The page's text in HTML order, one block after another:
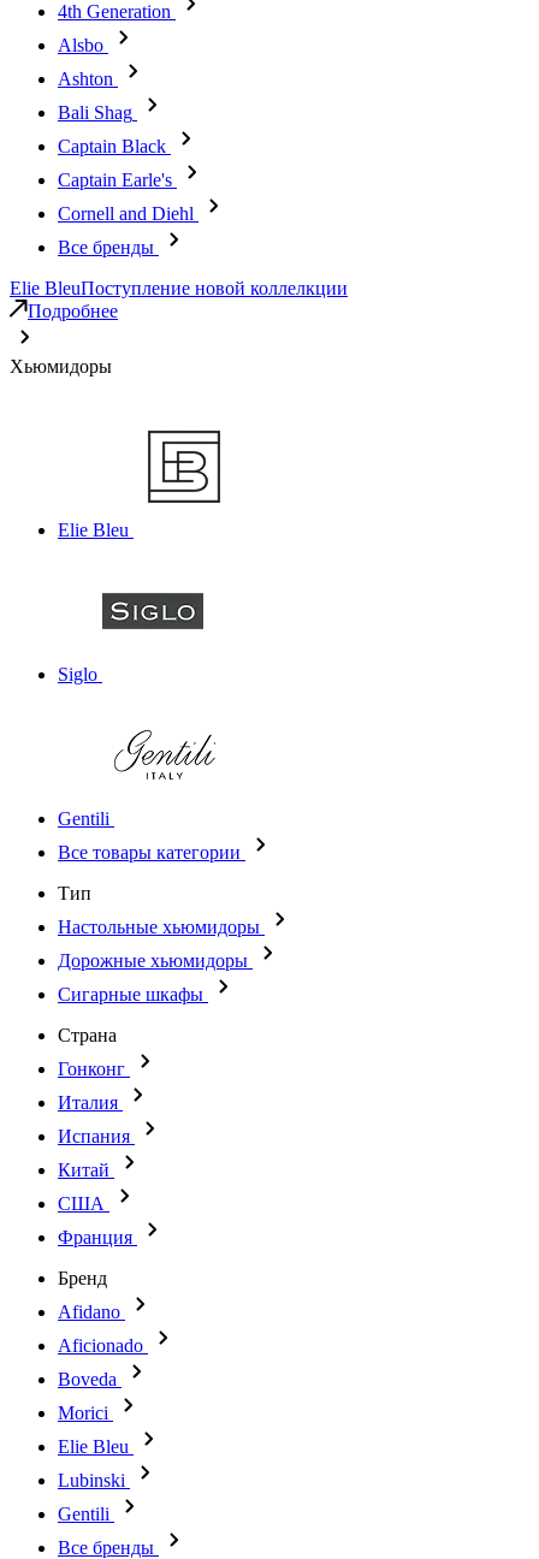
4th Generation
Alsbo
Ashton
Bali Shag
Captain Black
Captain Earle's
Cornell and Diehl
Все бренды
Elie BleuПоступление новой коллелкции
Подробнее
Хьюмидоры
Elie Bleu
Siglo
Gentili
Все товары категории
Тип
Настольные хьюмидоры
Дорожные хьюмидоры
Сигарные шкафы
Страна
Гонконг
Италия
Испания
Китай
США
Франция
Бренд
Afidano
Aficionado
Boveda
Morici
Elie Bleu
Lubinski
Gentili
Все бренды